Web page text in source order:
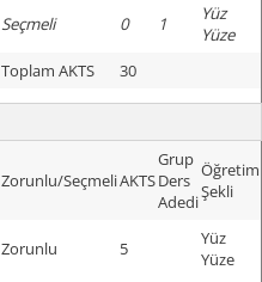
Seçmeli 0 1
Yüz
Yüze
Toplam AKTS
30
Zorunlu/SeçmeliAKTS
Grup
Ders
Adedi
Öğretim
Şekli
Zorunlu 5
Yüz
Yüze